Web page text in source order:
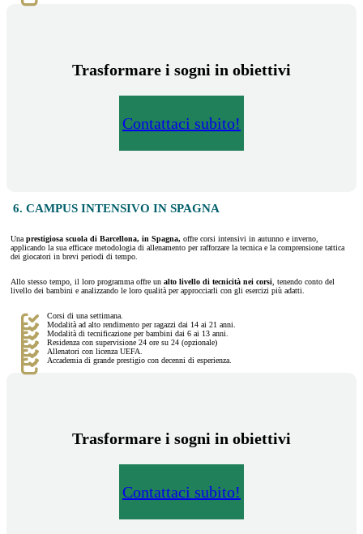
Trasformare i sogni in obiettivi
Contattaci subito!
6. CAMPUS INTENSIVO IN SPAGNA
Una prestigiosa scuola di Barcellona, in Spagna, offre corsi intensivi in autunno e inverno,
applicando la sua efficace metodologia di allenamento per rafforzare la tecnica e la comprensione tattica
dei giocatori in brevi periodi di tempo.
Allo stesso tempo, il loro programma offre un alto livello di tecnicità nei corsi , tenendo conto del
livello dei bambini e analizzando le loro qualità per approcciarli con gli esercizi più adatti.
Corsi di una settimana.
Modalità ad alto rendimento per ragazzi dai 14 ai 21 anni.
Modalità di tecnificazione per bambini dai 6 ai 13 anni.
Residenza con supervisione 24 ore su 24 (opzionale)
Allenatori con licenza UEFA.
Accademia di grande prestigio con decenni di esperienza.
Trasformare i sogni in obiettivi
Contattaci subito!